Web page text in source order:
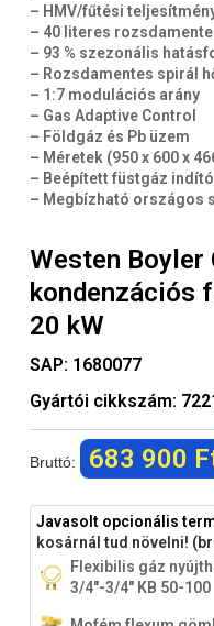
– HMV/fűtési
– 40 literes
– 93 % szezonális
– Rozsdamentes spirál
– 1:7 modulációs arány
– Gas Adaptive Control
– Földgáz és Pb üzem
– Méretek (950 x 600 x
– Beépített füstgáz
– Megbízható országos
Westen Boyler
kondenzációs
20 kW
SAP: 1680077
Gyártói cikkszám:
Bruttó: 683 900
Javasolt opcionális
kosárnál tud növelni!
Flexibilis gáz
3/4"-3/4" KB 50-100